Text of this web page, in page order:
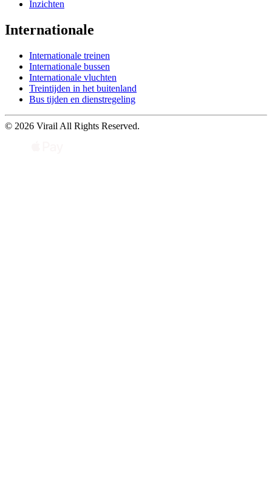
Inzichten
Internationale
Internationale treinen
Internationale bussen
Internationale vluchten
Treintijden in het buitenland
Bus tijden en dienstregeling
© 2026 Virail All Rights Reserved.